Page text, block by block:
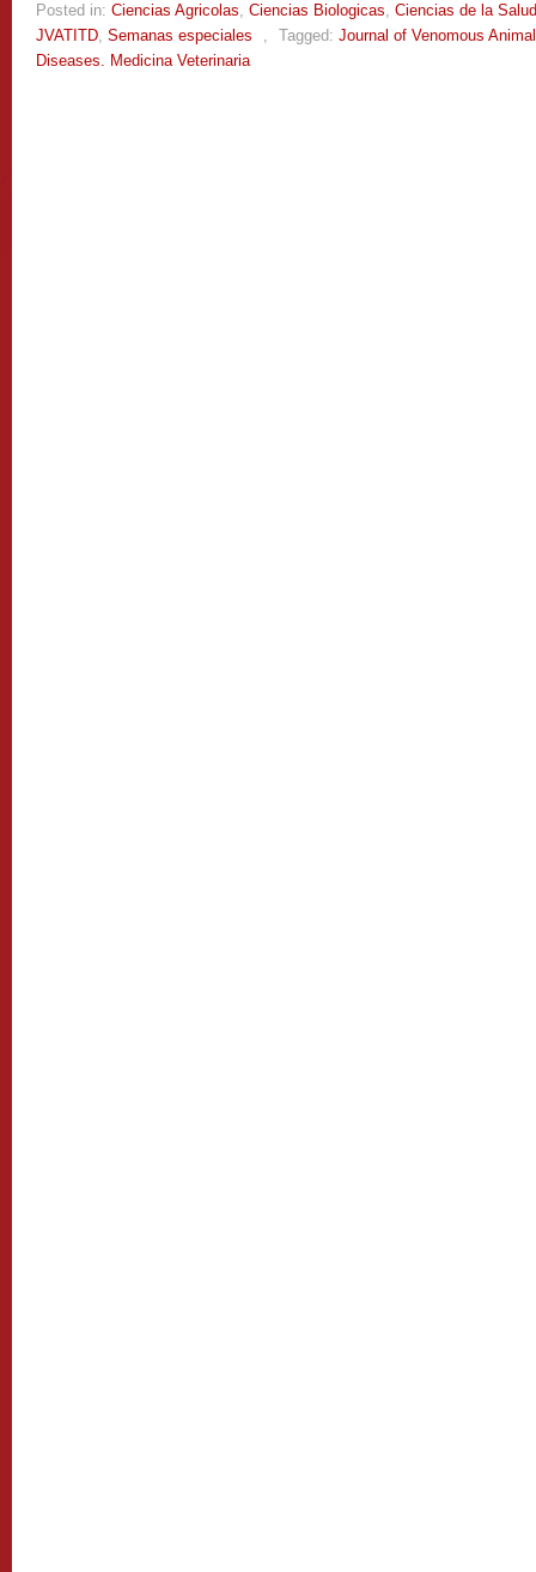
Posted in: Ciencias Agricolas, Ciencias Biologicas, Ciencias de la Salud
JVATITD, Semanas especiales , Tagged: Journal of Venomous
Diseases. Medicina Veterinaria